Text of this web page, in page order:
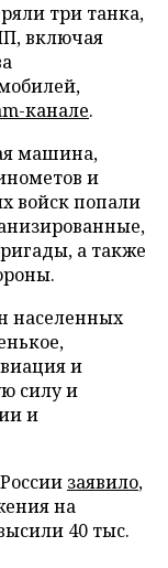
три танка,
включая
канале.
машина,
и
войск попали
а также
населенных
и
силу и
и
заявило,
на
40 тыс.